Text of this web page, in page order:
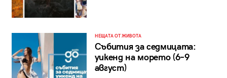
НЕЩАТА ОТ ЖИВОТА
Събития за седмицата:
уикенд на морето (6–9
август)